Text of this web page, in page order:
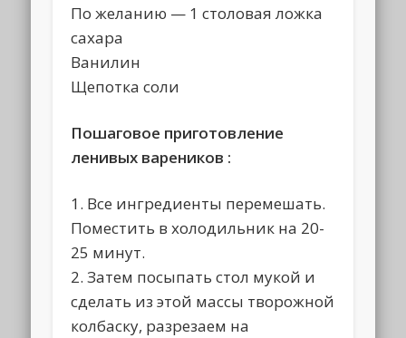
По желанию — 1 столовая ложка
сахара
Ванилин
Щепотка соли
Пошаговое приготовление
ленивых вареников :
1. Все ингредиенты перемешать.
Поместить в холодильник на 20-
25 минут.
2. Затем посыпать стол мукой и
сделать из этой массы творожной
колбаску, разрезаем на